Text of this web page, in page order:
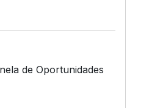
de Oportunidades